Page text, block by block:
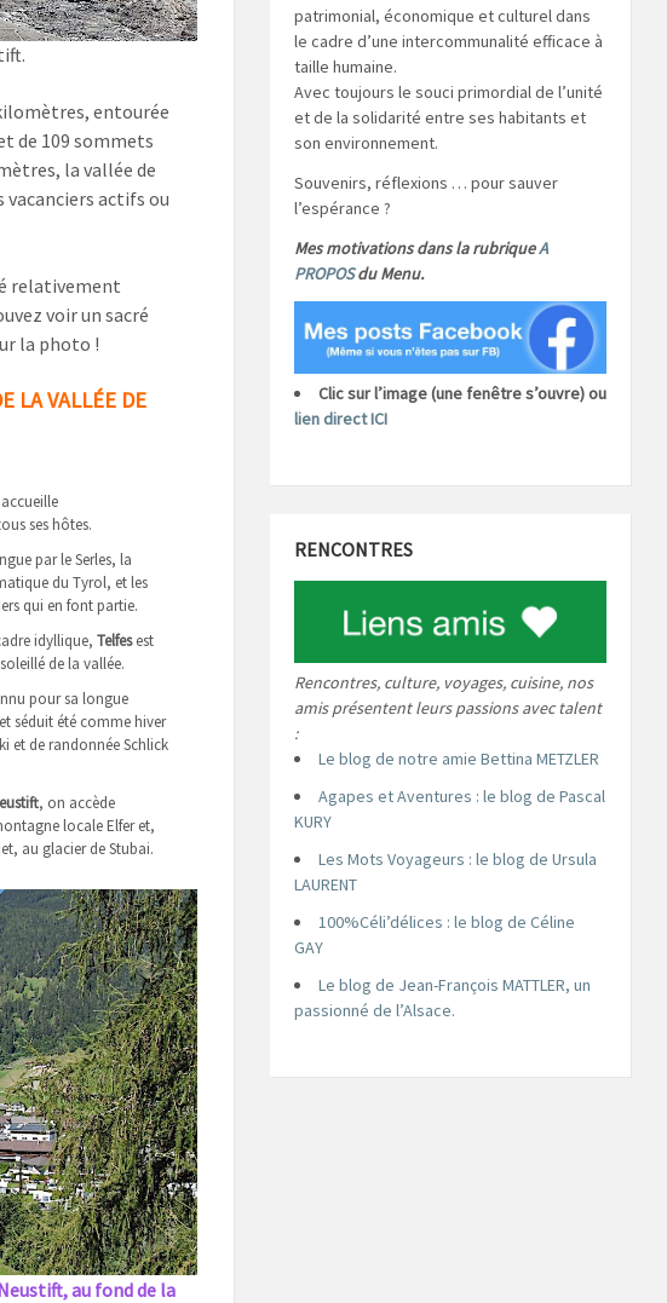
entourée
de 109 sommets
la vallée de
vacanciers actifs ou
relativement
voir un sacré
la photo !
LA VALLÉE DE
ses hôtes.
par le Serles, la
du Tyrol, et les
qui en font partie.
idyllique, Telfesest
de la vallée.
pour sa longue
séduit été comme hiver
et de randonnée Schlick
, on accède
locale Elfer et,
au glacier de Stubai.
au fond de la
patrimonial, économique et culturel dans
le cadre d’une intercommunalité efficace à
taille humaine.
Avec toujours le souci primordial de l’unité
et de la solidarité entre ses habitants et
son environnement.
Souvenirs, réflexions … pour sauver
l’espérance ?
Mes motivations dans la rubriqueA
PROPOSdu Menu.
Clic sur l’image (une fenêtre s’ouvre) ou
lien direct ICI
RENCONTRES
Rencontres, culture, voyages, cuisine, nos
amis présentent leurs passions avec talent
:
Le blog de notre amie Bettina METZLER
Agapes et Aventures : le blog de Pascal
KURY
Les Mots Voyageurs : le blog de Ursula
LAURENT
100%Céli’délices : le blog de Céline
GAY
Le blog de Jean-François MATTLER, un
passionné de l’Alsace.